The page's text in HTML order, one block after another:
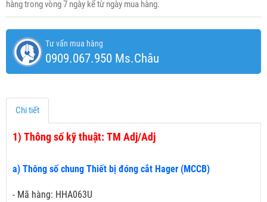
hàng trong vòng 7 ngày kể từ ngày mua hàng.
Tư vấn mua hàng
0909.067.950 Ms.Châu
Chi tiết
1) Thông số kỹ thuật: TM Adj/Adj
a) Thông số chung Thiết bị đóng cắt Hager (MCCB)
- Mã hàng: HHA063U